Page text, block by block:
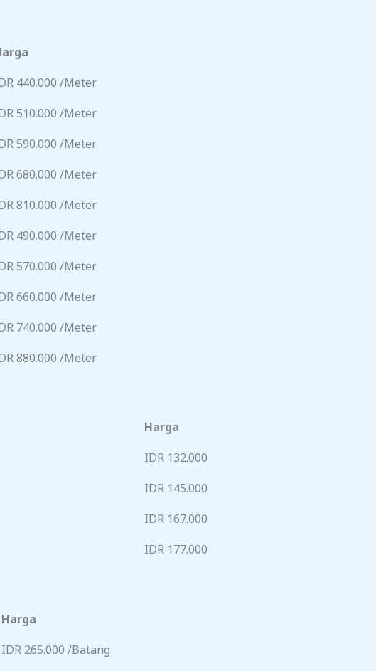
440.000 /meter
510.000 /meter
590.000 /meter
680.000 /meter
810.000 /meter
490.000 /meter
570.000 /meter
660.000 /meter
740.000 /meter
880.000 /meter
Harga
IDR 132.000
IDR 145.000
IDR 167.000
IDR 177.000
Harga
IDR 265.000 /Batang